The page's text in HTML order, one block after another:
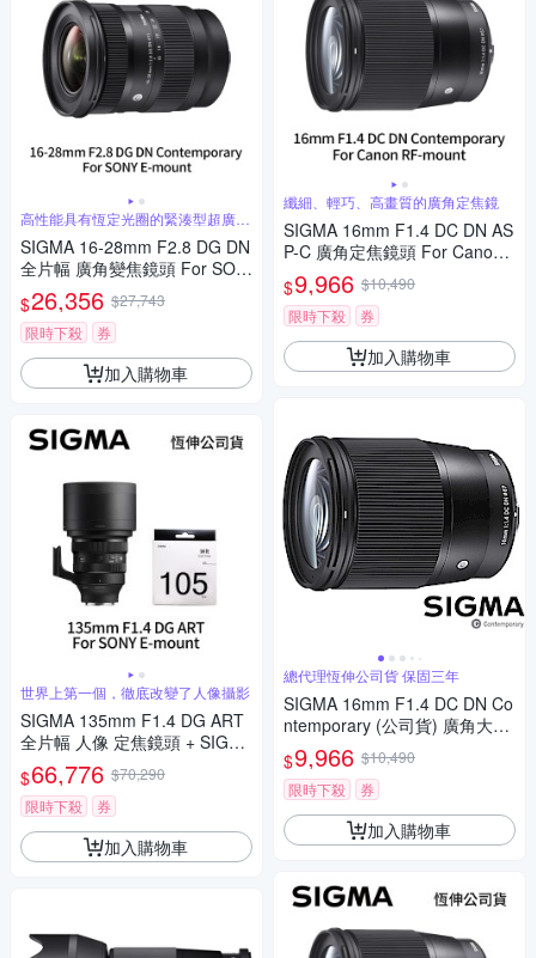
高性能具有恆定光圈的緊湊型超廣角
變焦
SIGMA 16-28mm F2.8 DG DN
全片幅 廣角變焦鏡頭 For SON
Y E-mount (公司貨)
$26,356 $27,743
限時下殺
券
加入購物車
世界上第一個，徹底改變了人像攝影
SIGMA 135mm F1.4 DG ART
全片幅 人像 定焦鏡頭 + SIGM
A WR UV 105mm 保護鏡 For
SONY E-mount (公司貨)
$66,776 $70,290
限時下殺
券
加入購物車
纖細、輕巧、高畫質的廣角定焦鏡
SIGMA 16mm F1.4 DC DN AS
P-C 廣角定焦鏡頭 For Canon
RF-mount (公司貨)
$9,966 $10,490
限時下殺
券
加入購物車
總代理恆伸公司貨 保固三年
SIGMA 16mm F1.4 DC DN Co
ntemporary (公司貨) 廣角大光
圈定焦鏡 人像鏡 APS-C 無反微
單眼專用鏡頭
$9,966 $10,490
限時下殺
券
加入購物車